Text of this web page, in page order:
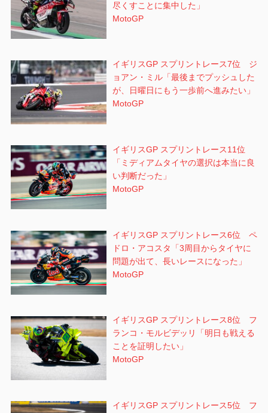
尽くすことに集中した」
MotoGP
イギリスGP スプリントレース7位 ジ
ョアン・ミル「最後までプッシュした
が、日曜日にもう一歩前へ進みたい」
MotoGP
イギリスGP スプリントレース11位
「ミディアムタイヤの選択は本当に良
い判断だった」
MotoGP
イギリスGP スプリントレース6位 ペ
ドロ・アコスタ「3周目からタイヤに
問題が出て、長いレースになった」
MotoGP
イギリスGP スプリントレース8位 フ
ランコ・モルビデッリ「明日も戦える
ことを証明したい」
MotoGP
イギリスGP スプリントレース5位 フ